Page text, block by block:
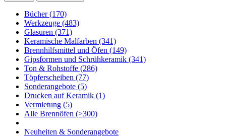
Bücher(170)
Werkzeuge (483)
Glasuren (371)
Keramische Malfarben (341)
Brennhilfsmittel und Öfen (149)
Gipsformen und Schrühkeramik (341)
Ton & Rohstoffe (286)
Töpferscheiben (77)
Sonderangebote (5)
Drucken auf Keramik (1)
Vermietung (5)
Alle Brennöfen (>300)
Neuheiten & Sonderangebote